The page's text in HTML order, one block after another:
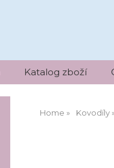
Katalog zboží
Home Kovodíly